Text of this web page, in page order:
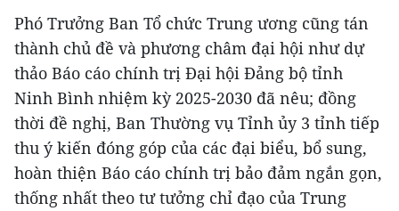
Phó Trưởng Ban Tổ chức Trung ương cũng tán
thành chủ đề và phương châm đại hội như dự
thảo Báo cáo chính trị Đại hội Đảng bộ tỉnh
Ninh Bình nhiệm kỳ 2025-2030 đã nêu; đồng
thời đề nghị, Ban Thường vụ Tỉnh ủy 3 tỉnh tiếp
thu ý kiến đóng góp của các đại biểu, bổ sung,
hoàn thiện Báo cáo chính trị bảo đảm ngắn gọn,
thống nhất theo tư tưởng chỉ đạo của Trung